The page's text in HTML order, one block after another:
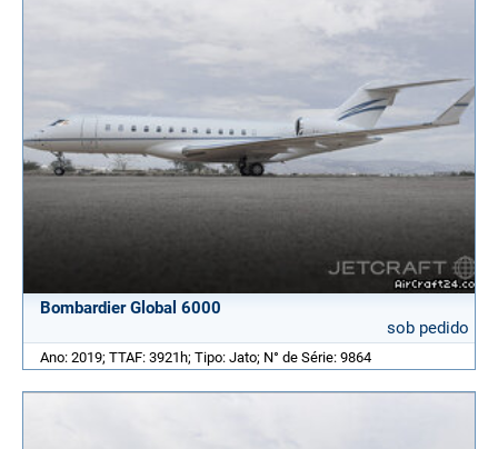
Bombardier Global 6000
sob pedido
Ano: 2019; TTAF: 3921h; Tipo: Jato; N° de Série: 9864